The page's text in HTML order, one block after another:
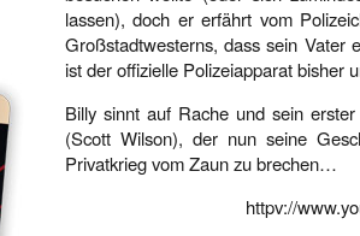
lassen), doch er erfährt vom
Großstadtwesterns, dass sein Vater
ist der offizielle Polizeiapparat bisher
Billy sinnt auf Rache und sein
(Scott Wilson), der nun seine
Privatkrieg vom Zaun zu brechen…
httpv://